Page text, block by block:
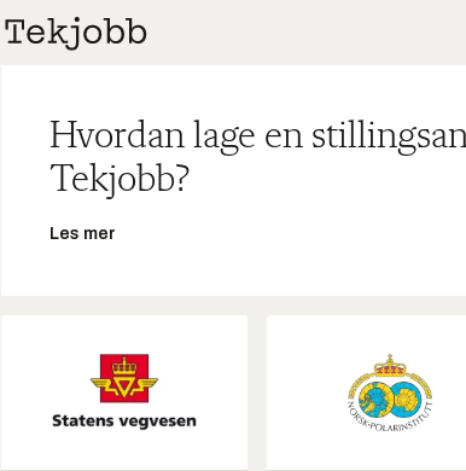
Hvordan lage en
Tekjobb?
Les mer